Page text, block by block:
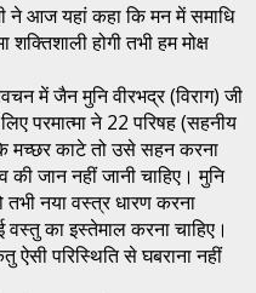
ने आज यहां कहा कि मन में समाधि
होगी तभी हम मोक्ष
में जैन मुनि वीरभद्र (विराग) जी
परमात्मा ने 22 परिषह (सहनीय
मच्छर काटे तो उसे सहन करना
की जान नहीं जानी चाहिए। मुनि
नया वस्त्र धारण करना
का इस्तेमाल करना चाहिए।
ऐसी परिस्थिति से घबराना नहीं